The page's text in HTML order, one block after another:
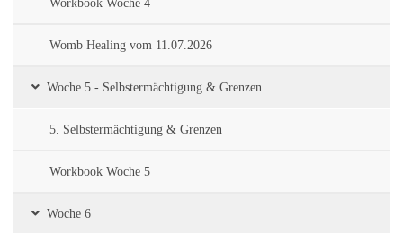
Workbook Woche 4
Womb Healing vom 11.07.2026
Woche 5 - Selbstermächtigung & Grenzen
5. Selbstermächtigung & Grenzen
Workbook Woche 5
Woche 6